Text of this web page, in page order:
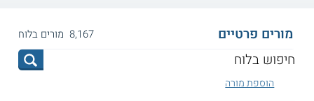
מורים פרטיים 8,167 מורים בלוח
הוספת מורה